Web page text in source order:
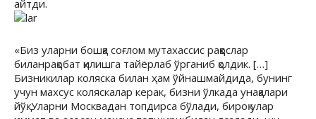
айтди.
«Биз уларни бошқа соғлом мутахассис раққослар
биланрақобат қилишга тайёрлаб ўрганиб қолдик. […]
Бизникилар коляска билан ҳам ўйнашмайдида, бунинг
учун махсус коляскалар керак, бизни ўлкада унақалари
йўқ. Уларни Москвадан топдирса бўлади, бироқ улар